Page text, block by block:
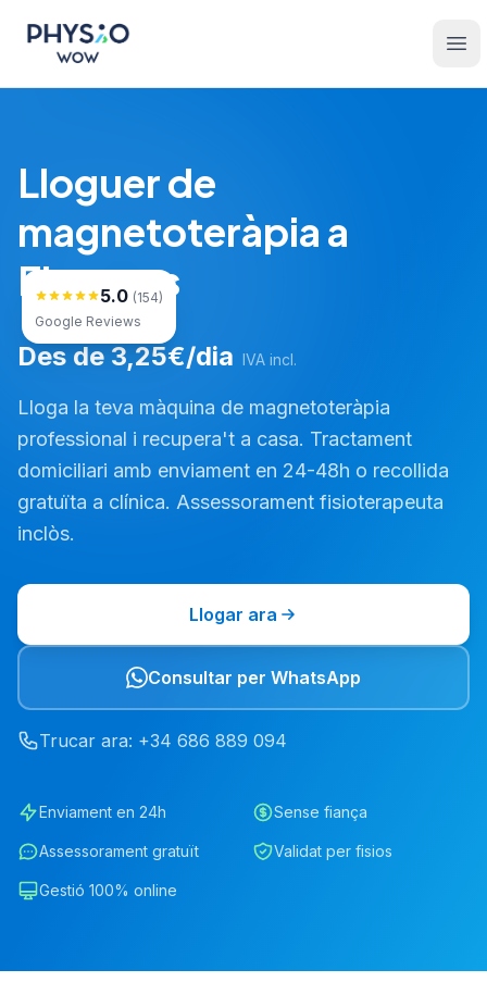
Physio WOW
Lloguer de
magnetoteràpia a
Figueres
5.0 (154)
Google Reviews
Des de 3,25€/dia IVA incl.
Lloga la teva màquina de magnetoteràpia
professional i recupera't a casa. Tractament
domiciliari amb enviament en 24-48h o recollida
gratuïta a clínica. Assessorament fisioterapeuta
inclòs.
Llogar ara
Consultar per WhatsApp
Trucar ara: +34 686 889 094
Enviament en 24h Sense fiança
Assessorament gratuït Validat per fisios
Gestió 100% online